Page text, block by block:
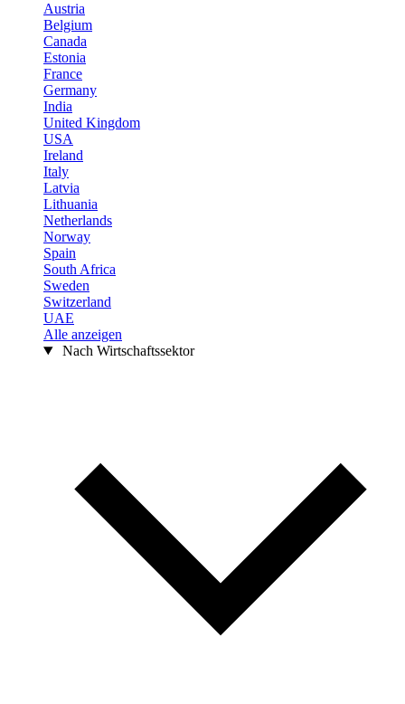
Austria
Belgium
Canada
Estonia
France
Germany
India
United Kingdom
USA
Ireland
Italy
Latvia
Lithuania
Netherlands
Norway
Spain
South Africa
Sweden
Switzerland
UAE
Alle anzeigen
Nach Wirtschaftssektor